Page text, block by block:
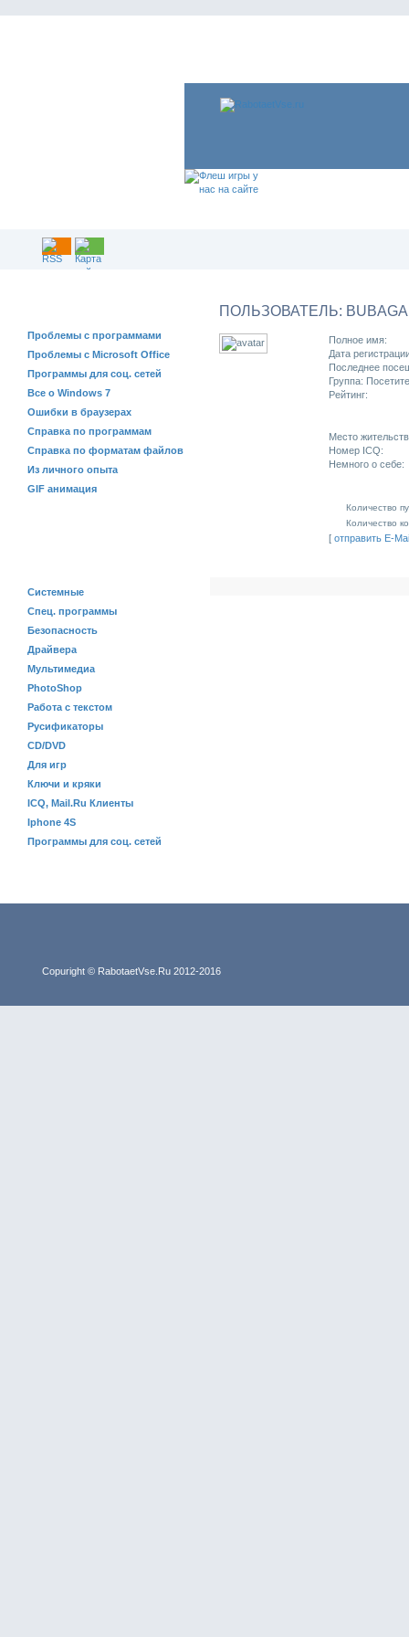
Проблемы с программами
Проблемы с Microsoft Office
Программы для соц. сетей
Все о Windows 7
Ошибки в браузерах
Справка по программам
Справка по форматам файлов
Из личного опыта
GIF анимация
Системные
Спец. программы
Безопасность
Драйвера
Мультимедиа
PhotoShop
Работа с текстом
Русификаторы
CD/DVD
Для игр
Ключи и кряки
ICQ, Mail.Ru Клиенты
Iphone 4S
Программы для соц. сетей
ПОЛЬЗОВАТЕЛЬ:
Полное имя:
Дата
Последнее
Группа:
Рейтинг:
Место
Номер ICQ:
Немного о себе:
Количество
Количество
[ отправить E-
Copuright © RabotaetVse.Ru 2012-2016